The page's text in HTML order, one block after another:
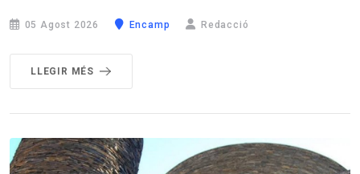
05 Agost 2026 Encamp Redacció
LLEGIR MÉS